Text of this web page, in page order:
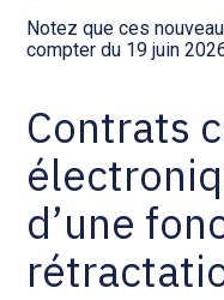
Notez que ces
compter du 19 juin
Contrats
d’une